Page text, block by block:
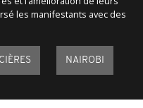
les manifestants avec des
NAIROBI